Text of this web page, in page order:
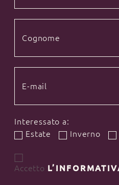
Interessato a:
Estate
Inverno
Accetto